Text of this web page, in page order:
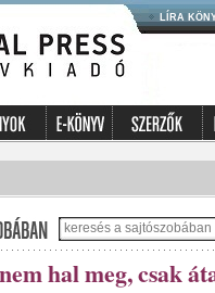
LÍRA
hal meg, csak